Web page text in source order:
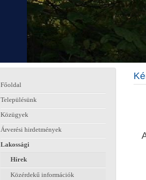
Főoldal
Településünk
Közügyek
Árverési hirdetmények
Lakossági
Hírek
Közérdekű információk